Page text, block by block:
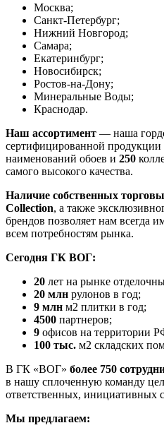
Москва;
Санкт-Петербург;
Нижний Новгород;
Самара;
Екатеринбург;
Новосибирск;
Ростов-на-Дону;
Минеральные Воды;
Краснодар.
Наш ассортимент — наша
сертифицированной продукции
наименований обоев и 250
самого высокого качества.
Наличие собственных
Collection, а также
брендов позволяет нам всегда
всем потребностям рынка.
Сегодня ГК ВОГ:
20 лет на рынке
20 млн рулонов в год;
9 млн м2 плитки в год;
4500 партнеров;
9 офисов на территории
100 тыс. м2 складских
В ГК «ВОГ» более 750
в нашу сплоченную команду
ответственных, инициативных
Мы предлагаем: